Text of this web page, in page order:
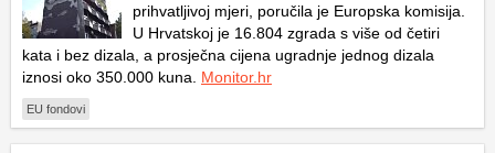
prihvatljivoj mjeri, poručila je Europska komisija.
U Hrvatskoj je 16.804 zgrada s više od četiri
kata i bez dizala, a prosječna cijena ugradnje jednog dizala
iznosi oko 350.000 kuna. Monitor.hr
EU fondovi